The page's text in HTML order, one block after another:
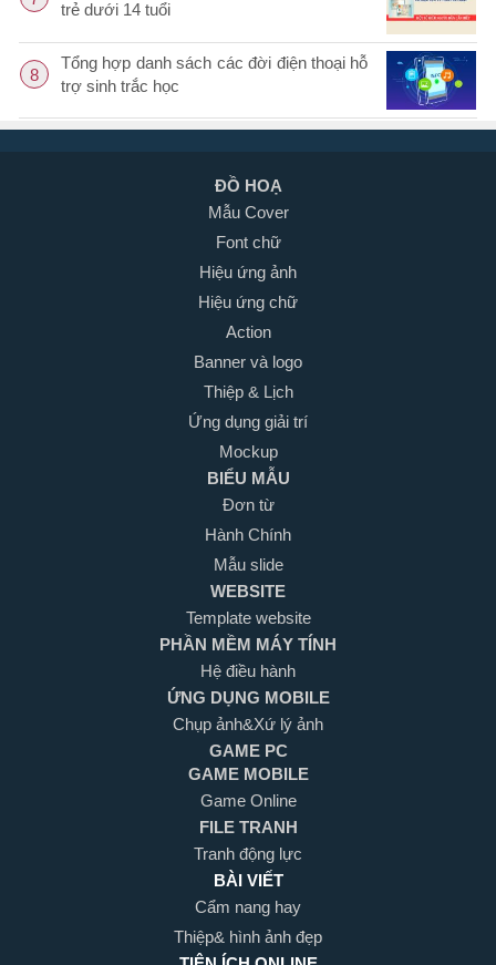
trẻ dưới 14 tuổi
8
Tổng hợp danh sách các đời điện thoại hỗ
trợ sinh trắc học
ĐỒ HOẠ
Mẫu Cover
Font chữ
Hiệu ứng ảnh
Hiệu ứng chữ
Action
Banner và logo
Thiệp & Lịch
Ứng dụng giải trí
Mockup
BIỂU MẪU
Đơn từ
Hành Chính
Mẫu slide
WEBSITE
Template website
PHẦN MỀM MÁY TÍNH
Hệ điều hành
ỨNG DỤNG MOBILE
Chụp ảnh&Xứ lý ảnh
GAME PC
GAME MOBILE
Game Online
FILE TRANH
Tranh động lực
BÀI VIẾT
Cẩm nang hay
Thiệp& hình ảnh đẹp